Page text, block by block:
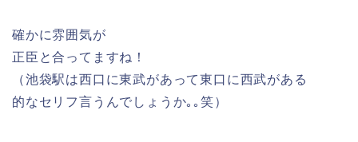
確かに雰囲気が
正臣と合ってますね！
（池袋駅は西口に東武があって東口に西武がある
的なセリフ言うんでしょうか｡｡笑）